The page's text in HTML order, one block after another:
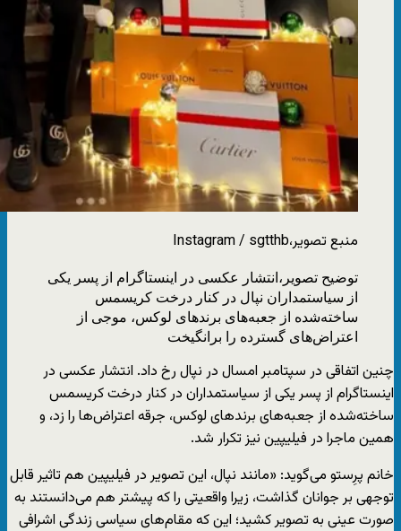
منبع تصویر،Instagram / sgtthb
توضیح تصویر،انتشار عکسی در اینستاگرام از پسر یکی
از سیاستمداران نپال در کنار درخت کریسمس
ساخته‌شده از جعبه‌‌های برندهای لوکس، موجی از
اعتراض‌های گسترده را برانگیخت
چنین اتفاقی در سپتامبر امسال در نپال رخ داد. انتشار عکسی در
اینستاگرام از پسر یکی از سیاستمداران در کنار درخت کریسمس
ساخته‌شده از جعبه‌های برندهای لوکس، جرقه اعتراض‌ها را زد، و
همین ماجرا در فیلیپین نیز تکرار شد.
خانم پرِستو می‌گوید: «مانند نپال، این تصویر در فیلیپین هم تاثیر قابل
توجهی بر جوانان گذاشت، زیرا واقعیتی را که پیشتر هم می‌دانستند به
صورت عینی به تصویر کشید؛ این که مقام‌های سیاسی زندگی اشرافی